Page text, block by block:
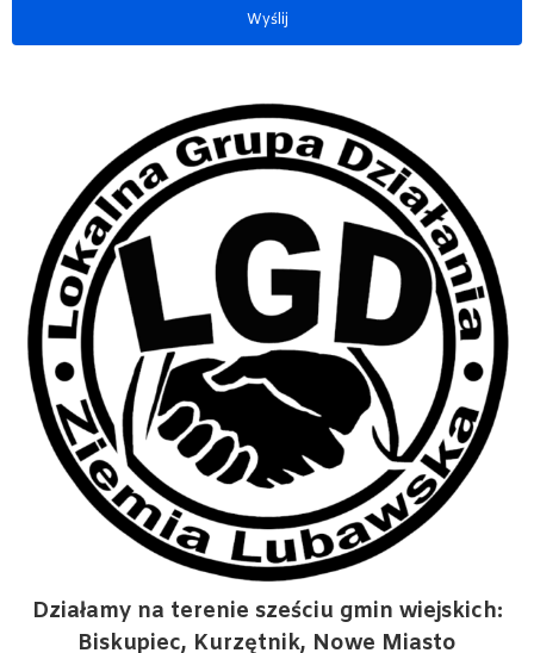
Działamy na terenie sześciu gmin wiejskich:
Biskupiec, Kurzętnik, Nowe Miasto